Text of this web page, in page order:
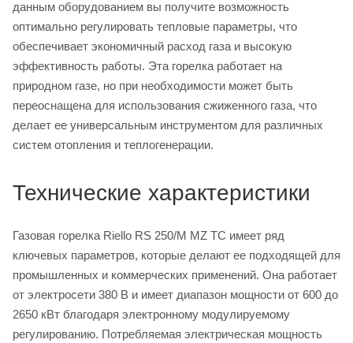
данным оборудованием вы получите возможность
оптимально регулировать тепловые параметры, что
обеспечивает экономичный расход газа и высокую
эффективность работы. Эта горелка работает на
природном газе, но при необходимости может быть
переоснащена для использования сжиженного газа, что
делает ее универсальным инструментом для различных
систем отопления и теплогенерации.
Технические характеристики
Газовая горелка Riello RS 250/M MZ TC имеет ряд
ключевых параметров, которые делают ее подходящей для
промышленных и коммерческих применений. Она работает
от электросети 380 В и имеет диапазон мощности от 600 до
2650 кВт благодаря электронному модулируемому
регулированию. Потребляемая электрическая мощность